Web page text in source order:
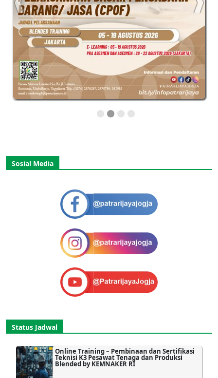
Sosial Media
Status Jadwal
Online Training – Pembinaan dan Sertifikasi
Teknisi K3 Pesawat Tenaga dan Produksi
Blended by KEMNAKER RI